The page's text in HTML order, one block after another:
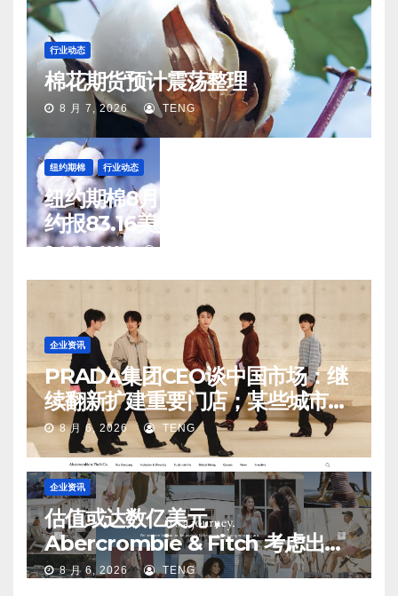
行业动态
棉花期货预计震荡整理
8 月 7, 2026 TENG
纽约期棉 行业动态
纽约期棉8月6日(周四)收涨12月合
约报83.16美分/磅
8 月 7, 2026 TENG
企业资讯
PRADA集团CEO谈中国市场：继
续翻新扩建重要门店；某些城市的
第二、第三店不再有价值
8 月 6, 2026 TENG
企业资讯
估值或达数亿美元，
Abercrombie & Fitch 考虑出售
中国业务部分股权
8 月 6, 2026 TENG